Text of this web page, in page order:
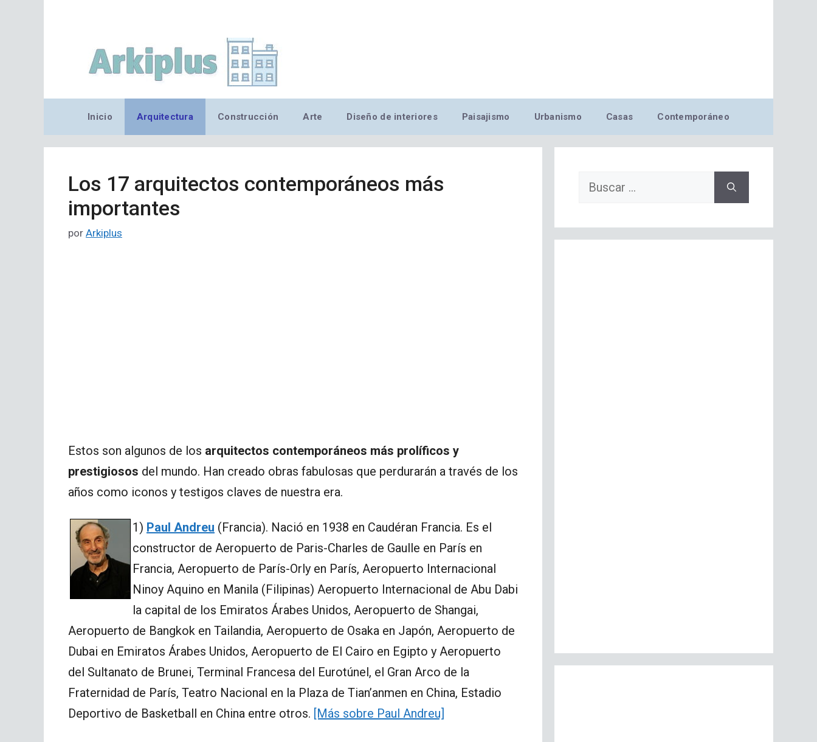
Inicio Arquitectura Construcción Arte Diseño de interiores Paisajismo Urbanismo Casas Contemporáneo
Los 17 arquitectos contemporáneos más
importantes
por Arkiplus
Estos son algunos de los arquitectos contemporáneos más prolíficos y
prestigiosos del mundo. Han creado obras fabulosas que perdurarán a través de los
años como iconos y testigos claves de nuestra era.
1) Paul Andreu (Francia). Nació en 1938 en Caudéran Francia. Es el
constructor de Aeropuerto de Paris-Charles de Gaulle en París en
Francia, Aeropuerto de París-Orly en París, Aeropuerto Internacional
Ninoy Aquino en Manila (Filipinas) Aeropuerto Internacional de Abu Dabi
la capital de los Emiratos Árabes Unidos, Aeropuerto de Shangai,
Aeropuerto de Bangkok en Tailandia, Aeropuerto de Osaka en Japón, Aeropuerto de
Dubai en Emiratos Árabes Unidos, Aeropuerto de El Cairo en Egipto y Aeropuerto
del Sultanato de Brunei, Terminal Francesa del Eurotúnel, el Gran Arco de la
Fraternidad de París, Teatro Nacional en la Plaza de Tian’anmen en China, Estadio
Deportivo de Basketball en China entre otros. [Más sobre Paul Andreu]
Buscar: